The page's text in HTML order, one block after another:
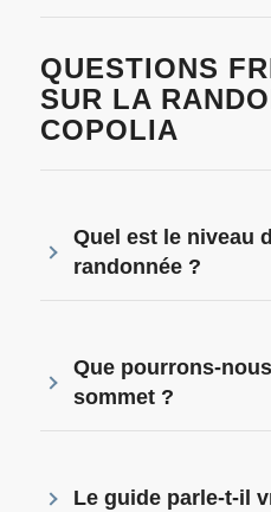
QUESTIONS
SUR LA
COPOLIA
Quel est le niveau
randonnée ?
Que pourrons-
sommet ?
Le guide parle-t-il